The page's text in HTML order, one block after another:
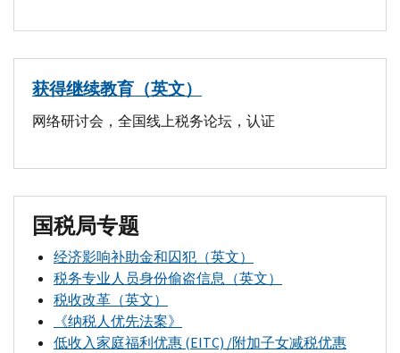
获得继续教育（英文）
网络研讨会，全国线上税务论坛，认证
国税局专题
经济影响补助金和囚犯（英文）
税务专业人员身份偷盗信息（英文）
税收改革（英文）
《纳税人优先法案》
低收入家庭福利优惠 (EITC) /附加子女减税优惠